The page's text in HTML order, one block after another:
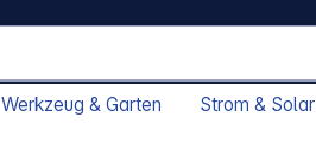
Werkzeug & Garten Strom & Solar